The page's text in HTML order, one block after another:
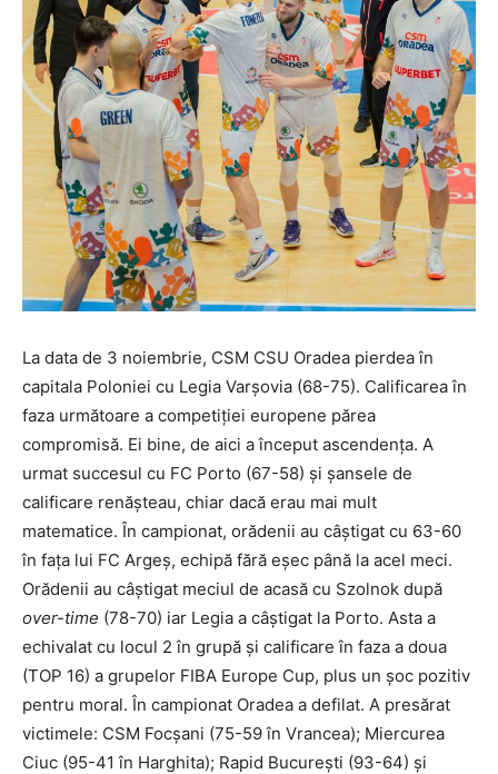
La data de 3 noiembrie, CSM CSU Oradea pierdea în
capitala Poloniei cu Legia Varșovia (68-75). Calificarea în
faza următoare a competiției europene părea
compromisă. Ei bine, de aici a început ascendența. A
urmat succesul cu FC Porto (67-58) și șansele de
calificare renășteau, chiar dacă erau mai mult
matematice. În campionat, orădenii au câștigat cu 63-60
în fața lui FC Argeș, echipă fără eșec până la acel meci.
Orădenii au câștigat meciul de acasă cu Szolnok după
over-time (78-70) iar Legia a câștigat la Porto. Asta a
echivalat cu locul 2 în grupă și calificare în faza a doua
(TOP 16) a grupelor FIBA Europe Cup, plus un șoc pozitiv
pentru moral. În campionat Oradea a defilat. A presărat
victimele: CSM Focșani (75-59 în Vrancea); Miercurea
Ciuc (95-41 în Harghita); Rapid București (93-64) și